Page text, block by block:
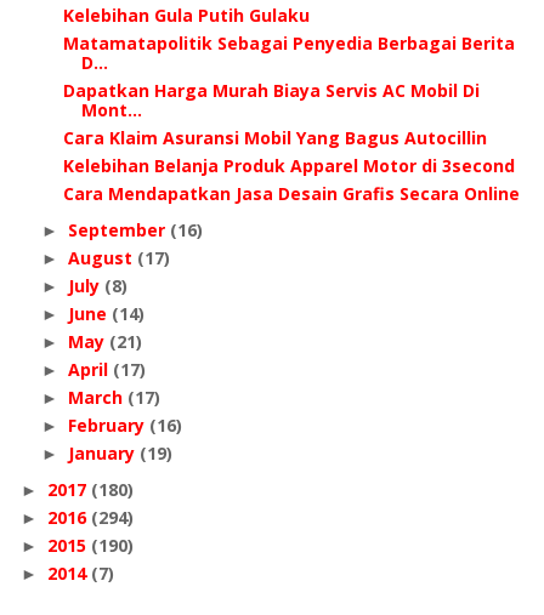
Kelebihan Gula Putih Gulaku
Matamatapolitik Sebagai Penyedia Berbagai Berita
D...
Dapatkan Harga Murah Biaya Servis AC Mobil Di
Mont...
Cага Klaim Asuransi Mobil Yang Bagus Autocillin
Kelebihan Belanja Produk Apparel Motor di 3second
Cara Mendapatkan Jasa Desain Grafis Secara Online
► September (16)
► August (17)
► July (8)
► June (14)
► May (21)
► April (17)
► March (17)
► February (16)
► January (19)
► 2017 (180)
► 2016 (294)
► 2015 (190)
► 2014 (7)